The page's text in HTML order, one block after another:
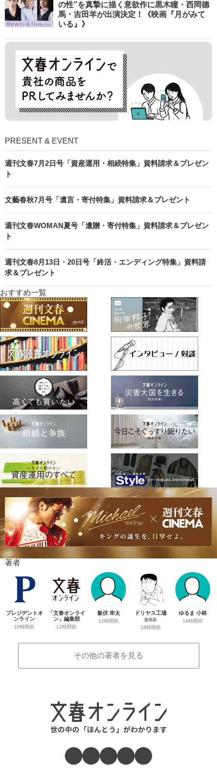
の性”を真摯に描く意欲作に黒木瞳・西岡德
馬・吉田羊が出演決定！《映画『月がみて
いる』》
PRESENT & EVENT
週刊文春7月2日号「資産運用・相続特集」資料請求＆プレゼン
ト
文藝春秋7月号「遺言・寄付特集」資料請求＆プレゼント
週刊文春WOMAN夏号「遺贈・寄付特集」資料請求＆プレゼン
ト
週刊文春8月13日・20日号「終活・エンディング特集」資料請
求＆プレゼント
おすすめ一覧
著者
プレジデントオ
ンライン
10時間前
「文春オンライ
ン」編集部
12時間前
飯伏 幸太
12時間前
ドリヤス工場
漫画家
18時間前
ゆるま 小林
19時間前
その他の著者を見る